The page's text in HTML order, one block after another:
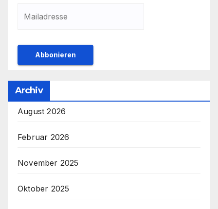
Archiv
August 2026
Februar 2026
November 2025
Oktober 2025